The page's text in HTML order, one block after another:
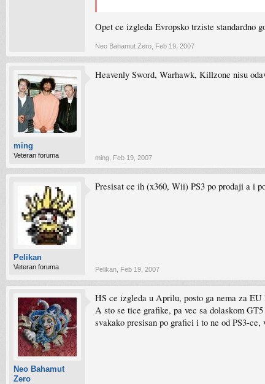
Opet ce izgleda Evropsko trziste standardno
Neo Bahamut Zero Feb 19, 2007
ming
Veteran foruma
Heavenly Sword, Warhawk, Killzone nisu
ming Feb 19, 2007
Pelikan
Veteran foruma
Presisat ce ih (x360, Wii) PS3 po prodaji a i
Pelikan Feb 19, 2007
Neo Bahamut
Zero
HS ce izgleda u Aprilu, posto ga nema za
A sto se tice grafike, pa vec sa dolaskom
svakako presisan po grafici i to ne od PS3-